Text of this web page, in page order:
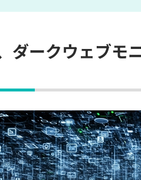
ダークウェブモ